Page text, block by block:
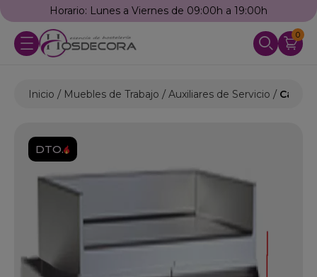
Horario: Lunes a Viernes de 09:00h a 19:00h
0
Inicio Muebles de Trabajo Auxiliares de Servicio Carro
DTO.